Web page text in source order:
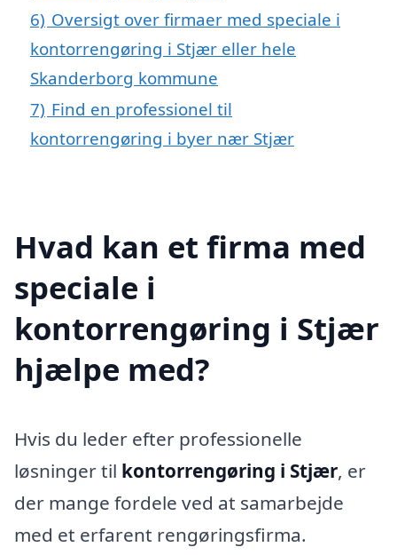
6) Oversigt over firmaer med speciale i
kontorrengøring i Stjær eller hele
Skanderborg kommune
7) Find en professionel til
kontorrengøring i byer nær Stjær
Hvad kan et firma med
speciale i
kontorrengøring i Stjær
hjælpe med?
Hvis du leder efter professionelle
løsninger til kontorrengøring i Stjær, er
der mange fordele ved at samarbejde
med et erfarent rengøringsfirma.